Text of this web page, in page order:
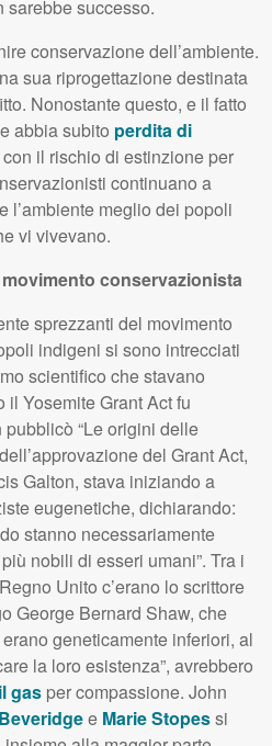
sarebbe successo.
conservazione dell’ambiente.
sua riprogettazione destinata
Nonostante questo, e il fatto
abbia subito perdita di
il rischio di estinzione per
continuano a
l’ambiente meglio dei popoli
vi vivevano.
conservazionista
sprezzanti del movimento
indigeni si sono intrecciati
scientifico che stavano
Yosemite Grant Act fu
“Le origini delle
del Grant Act,
Galton, stava iniziando a
eugenetiche, dichiarando:
stanno necessariamente
nobili di esseri umani”. Tra i
Unito c’erano lo scrittore
George Bernard Shaw, che
geneticamente inferiori, al
la loro esistenza”, avrebbero
gas per compassione. John
e Marie Stopessi